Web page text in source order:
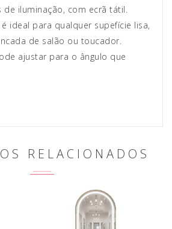
de iluminação, com ecrã tátil.
ideal para qualquer supefície lisa,
de salão ou toucador.
ajustar para o ângulo que
RELACIONADOS